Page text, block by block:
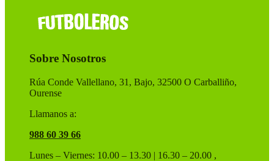
Sobre Nosotros
Rúa Conde Vallellano, 31, Bajo, 32500 O Carballiño,
Ourense
Llamanos a:
988 60 39 66
Lunes – Viernes: 10.00 – 13.30 | 16.30 – 20.00 ,